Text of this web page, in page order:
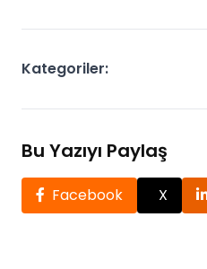
Kategoriler:
Bu Yazıyı Paylaş
Facebook X